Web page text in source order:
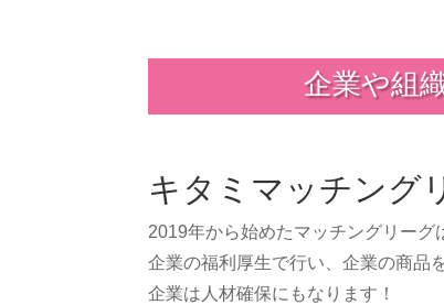
企業や組
キタミマッチング
2019年から始めたマッチングリーグ
企業の福利厚生で行い、企業の商品
企業は人材確保にもなります！